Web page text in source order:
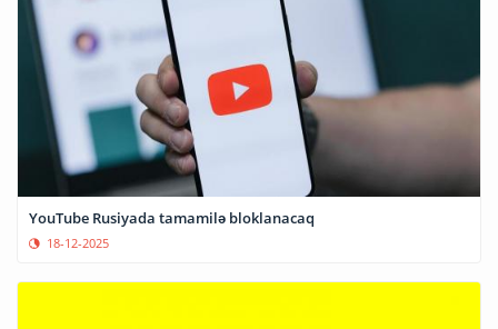
YouTube Rusiyada tamamilə bloklanacaq
18-12-2025